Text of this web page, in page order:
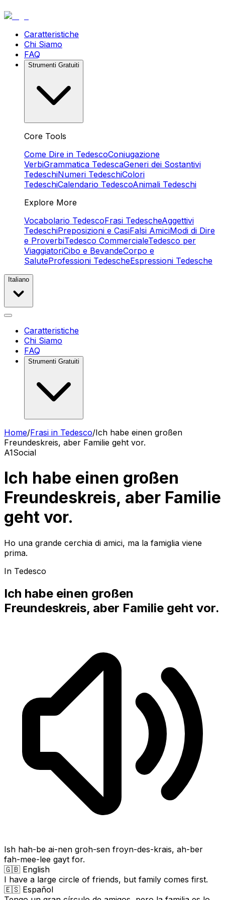
Caratteristiche
Chi Siamo
FAQ
Strumenti Gratuiti
Core Tools
Come Dire in TedescoConiugazione
VerbiGrammatica TedescaGeneri dei Sostantivi
TedeschiNumeri TedeschiColori
TedeschiCalendario TedescoAnimali Tedeschi
Explore More
Vocabolario TedescoFrasi TedescheAggettivi
TedeschiPreposizioni e CasiFalsi AmiciModi di Dire
e ProverbiTedesco CommercialeTedesco per
ViaggiatoriCibo e BevandeCorpo e
SaluteProfessioni TedescheEspressioni Tedesche
Italiano
Caratteristiche
Chi Siamo
FAQ
Strumenti Gratuiti
Home/Frasi in Tedesco/Ich habe einen großen
Freundeskreis, aber Familie geht vor.
A1Social
Ich habe einen großen
Freundeskreis, aber Familie
geht vor.
Ho una grande cerchia di amici, ma la famiglia viene
prima.
In Tedesco
Ich habe einen großen
Freundeskreis, aber Familie geht vor.
Ish hah-be ai-nen groh-sen froyn-des-krais, ah-ber
fah-mee-lee gayt for.
🇬🇧 English
I have a large circle of friends, but family comes first.
🇪🇸 Español